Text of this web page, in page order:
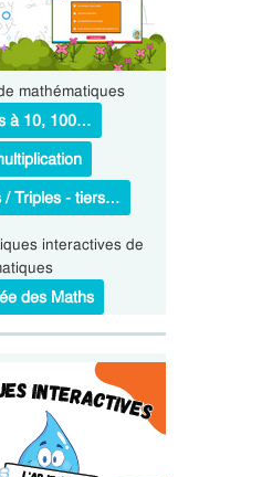
mathématiques
à 10, 100…
/ Triples - tiers…
interactives de
des Maths